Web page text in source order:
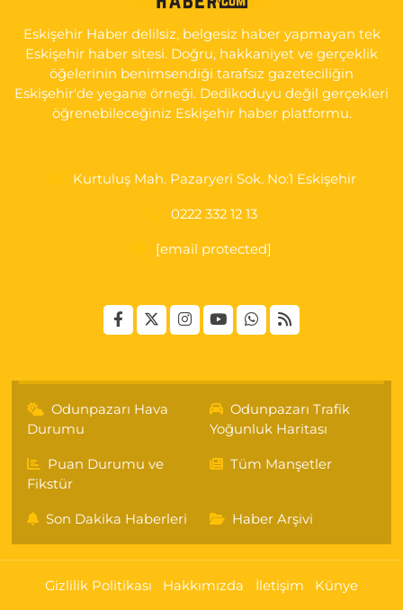
HASTANESİ POLİKLİNİK KAPISI KARŞISI
0 (222) 240 55 11 Yol Tarifi Al
Eskişehir Haber delilsiz, belgesiz haber yapmayan tek
Eskişehir haber sitesi. Doğru, hakkaniyet ve gerçeklik
öğelerinin benimsendiği tarafsız gazeteciliğin
Eskişehir'de yegane örneği. Dedikoduyu değil gerçekleri
öğrenebileceğiniz Eskişehir haber platformu.
Kurtuluş Mah. Pazaryeri Sok. No:1 Eskişehir
0222 332 12 13
[email protected]
Odunpazarı Hava
Durumu
Odunpazarı Trafik
Yoğunluk Haritası
Puan Durumu ve
Fikstür
Tüm Manşetler
Son Dakika Haberleri Haber Arşivi
Gizlilik Politikası Hakkımızda İletişim Künye